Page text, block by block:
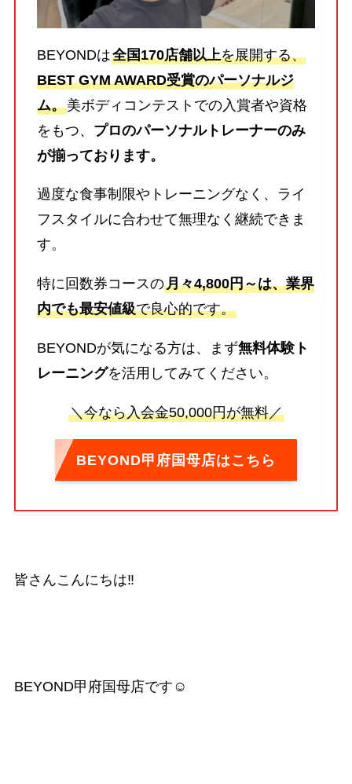
BEYONDは全国170店舗以上を展開する、
BEST GYM AWARD受賞のパーソナルジ
ム。美ボディコンテストでの入賞者や資格
をもつ、 プロのパーソナルトレーナーのみ
が揃っております。
過度な食事制限やトレーニングなく、ライ
フスタイルに合わせて無理なく継続できま
す。
特に回数券コースの月々4,800円～は、業界
内でも最安値級で良心的です。
BEYONDが気になる方は、まず無料体験ト
レーニングを活用してみてください。
＼今なら入会金50,000円が無料／
BEYOND甲府国母店はこちら
皆さんこんにちは‼️
BEYOND甲府国母店です☺️